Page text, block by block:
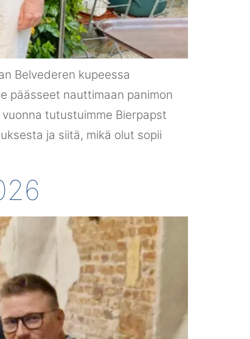
Belvederen kupeessa
päässeet nauttimaan panimon
tutustuimme Bierpapst
ja siitä, mikä olut sopii